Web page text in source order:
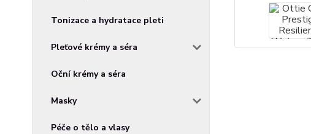
Tonizace a hydratace pleti
Pleťové krémy a séra
Oční krémy a séra
Masky
Péče o tělo a vlasy